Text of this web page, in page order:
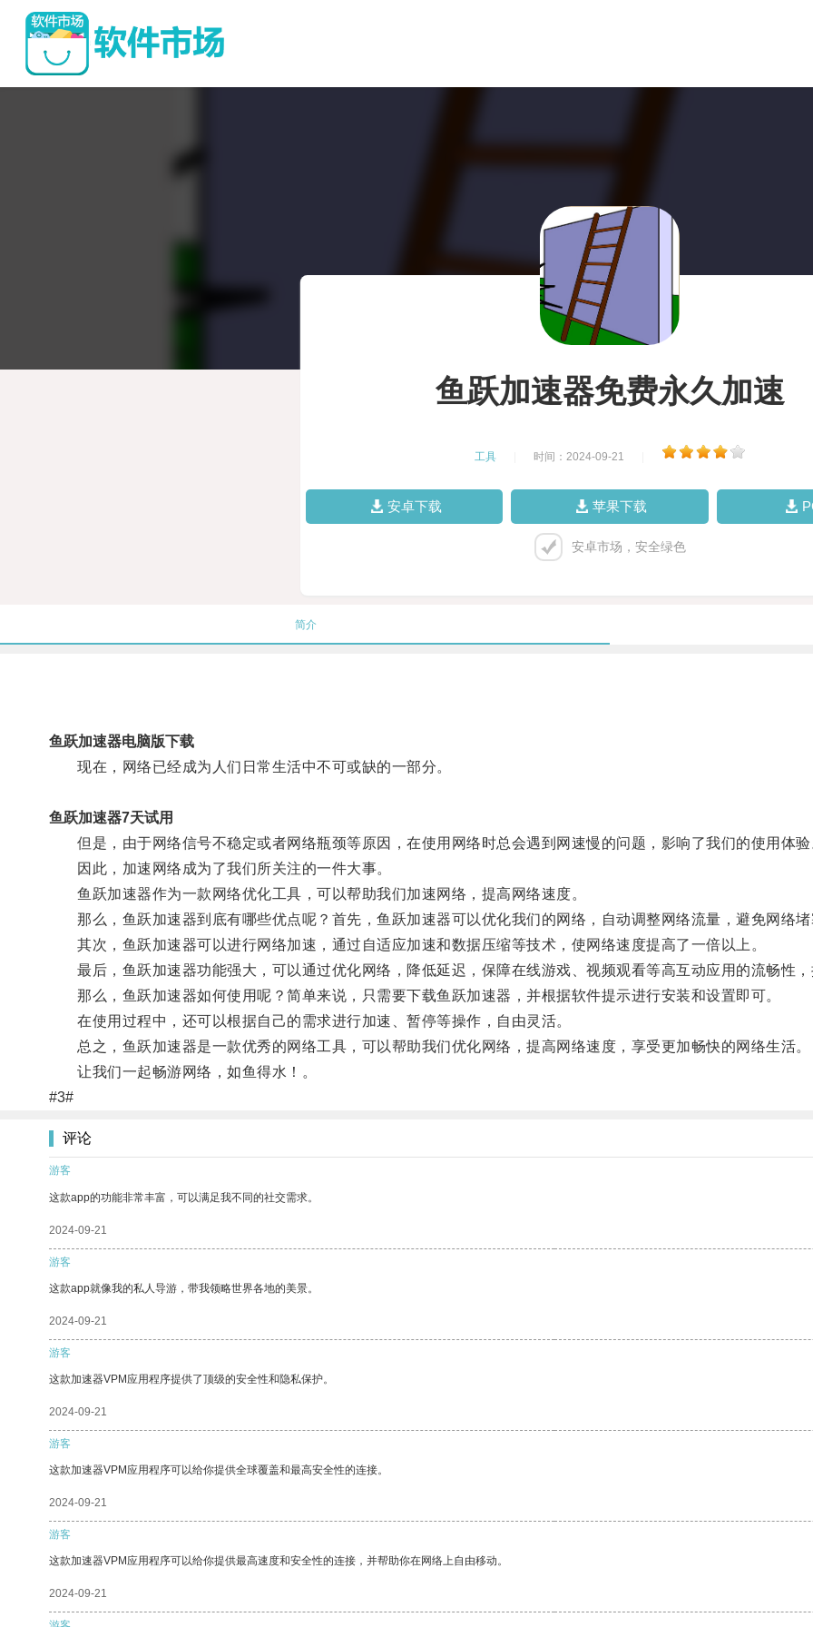
鱼跃加速器免费永久加速
工具 时间：2024-09-21
安卓下载 苹果下载
安卓市场，安全绿色
简介
鱼跃加速器电脑版下载
现在，网络已经成为人们日常生活中不可或缺的一部分。
鱼跃加速器7天试用
但是，由于网络信号不稳定或者网络瓶颈等原因，在使用网络时总会遇到网速慢的问题，影响了我们的使用体验
因此，加速网络成为了我们所关注的一件大事。
鱼跃加速器作为一款网络优化工具，可以帮助我们加速网络，提高网络速度。
那么，鱼跃加速器到底有哪些优点呢？首先，鱼跃加速器可以优化我们的网络，自动调整网络流量，避免网络堵
其次，鱼跃加速器可以进行网络加速，通过自适应加速和数据压缩等技术，使网络速度提高了一倍以上。
最后，鱼跃加速器功能强大，可以通过优化网络，降低延迟，保障在线游戏、视频观看等高互动应用的流畅性，
那么，鱼跃加速器如何使用呢？简单来说，只需要下载鱼跃加速器，并根据软件提示进行安装和设置即可。
在使用过程中，还可以根据自己的需求进行加速、暂停等操作，自由灵活。
总之，鱼跃加速器是一款优秀的网络工具，可以帮助我们优化网络，提高网络速度，享受更加畅快的网络生活。
让我们一起畅游网络，如鱼得水！。
#3#
评论
游客
这款app的功能非常丰富，可以满足我不同的社交需求。
2024-09-21
游客
这款app就像我的私人导游，带我领略世界各地的美景。
2024-09-21
游客
这款加速器VPM应用程序提供了顶级的安全性和隐私保护。
2024-09-21
游客
这款加速器VPM应用程序可以给你提供全球覆盖和最高安全性的连接。
2024-09-21
游客
这款加速器VPM应用程序可以给你提供最高速度和安全性的连接，并帮助你在网络上自由移动。
2024-09-21